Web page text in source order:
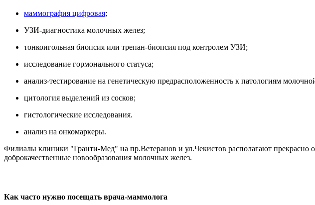
маммография цифровая;
УЗИ-диагностика молочных желез;
тонкоигольная биопсия или трепан-биопсия под контролем УЗИ;
исследование гормонального статуса;
анализ-тестирование на генетическую предрасположенность к патологиям
цитология выделений из сосков;
гистологические исследования.
анализ на онкомаркеры.
Филиалы клиники "Гранти-Мед" на пр.Ветеранов и ул.Чекистов располагают
доброкачественные новообразования молочных желез.
Как часто нужно посещать врача-маммолога